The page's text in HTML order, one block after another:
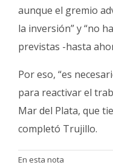
aunque el gremio
la inversión” y “no
previstas -hasta
Por eso, “es
para reactivar el
Mar del Plata, que
completó Trujillo.
En esta nota